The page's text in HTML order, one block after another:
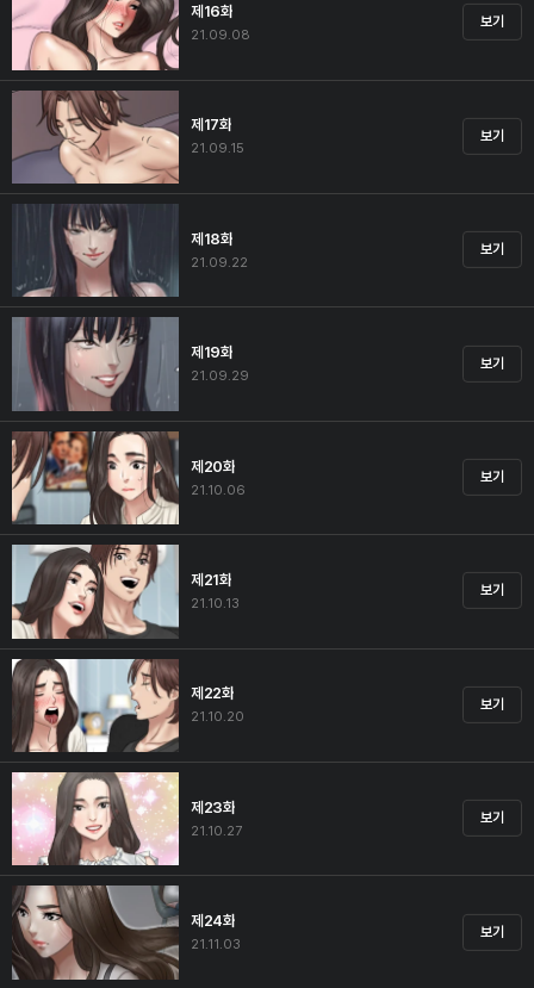
제16화
21.09.08
보기
제17화
21.09.15
보기
제18화
21.09.22
보기
제19화
21.09.29
보기
제20화
21.10.06
보기
제21화
21.10.13
보기
제22화
21.10.20
보기
제23화
21.10.27
보기
제24화
21.11.03
보기